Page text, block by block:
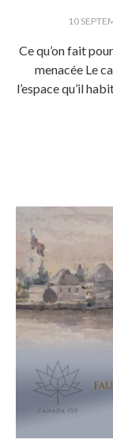
10
Ce qu’on fait
menacée Le
l’espace qu’il